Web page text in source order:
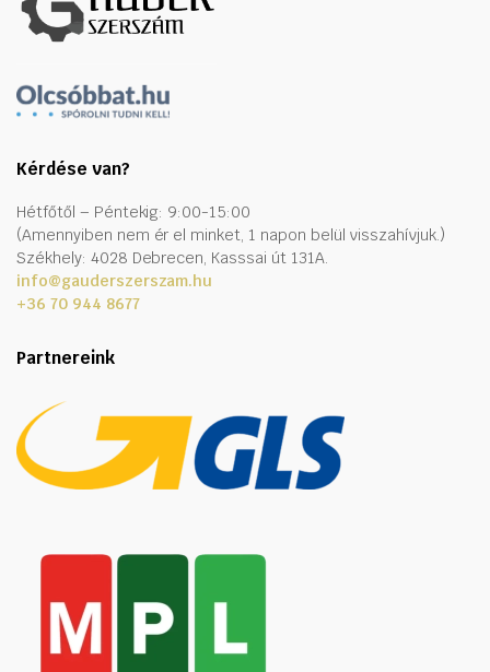
Kérdése van?
Hétfőtől – Péntekig: 9:00-15:00
(Amennyiben nem ér el minket, 1 napon belül visszahívjuk.)
Székhely: 4028 Debrecen, Kasssai út 131A.
info@gauderszerszam.hu
+36 70 944 8677
Partnereink